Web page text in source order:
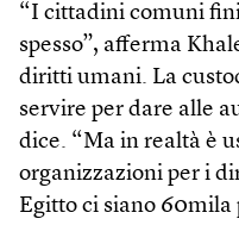
“I cittadini comuni
spesso”, afferma
diritti umani. La
servire per dare alle
dice. “Ma in realtà è
organizzazioni per i
Egitto ci siano